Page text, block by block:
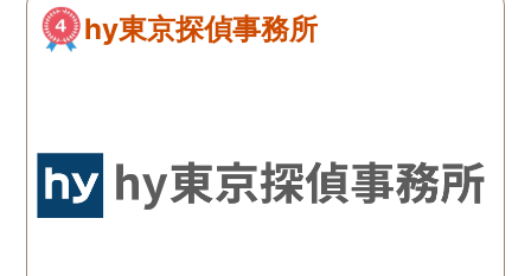
hy東京探偵事務所